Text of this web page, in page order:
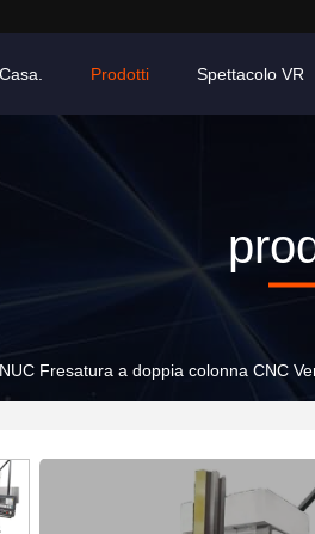
Casa. Prodotti Spettacolo VR
Fresatura a doppia colonna CNC